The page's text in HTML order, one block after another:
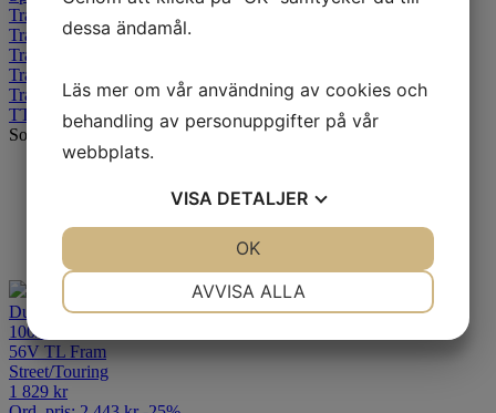
Trailmax
Trailmax Meridian
Trailmax Mission
Trailmax Mixtour
Trailmax Raid
TT100 GP
Sortering
Billigast
Dunlop Arrowmax Streetsmart
100/90-18 V
56V TL Fram
Street/Touring
1 829 kr
dessa ändamål.
Läs mer om vår användning av cookies och
behandling av personuppgifter på vår
webbplats.
VISA DETALJER
MARKNADSFÖRING
AVVISA ALLA
OK